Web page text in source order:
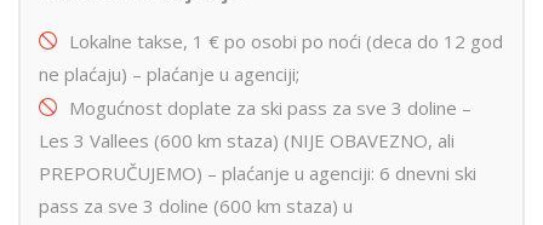
Lokalne takse, 1 € po osobi po noći (deca do 12 god
ne plaćaju) – plaćanje u agenciji;
Mogućnost doplate za ski pass za sve 3 doline –
Les 3 Vallees (600 km staza) (NIJE OBAVEZNO, ali
PREPORUČUJEMO) – plaćanje u agenciji: 6 dnevni ski
pass za sve 3 doline (600 km staza) u